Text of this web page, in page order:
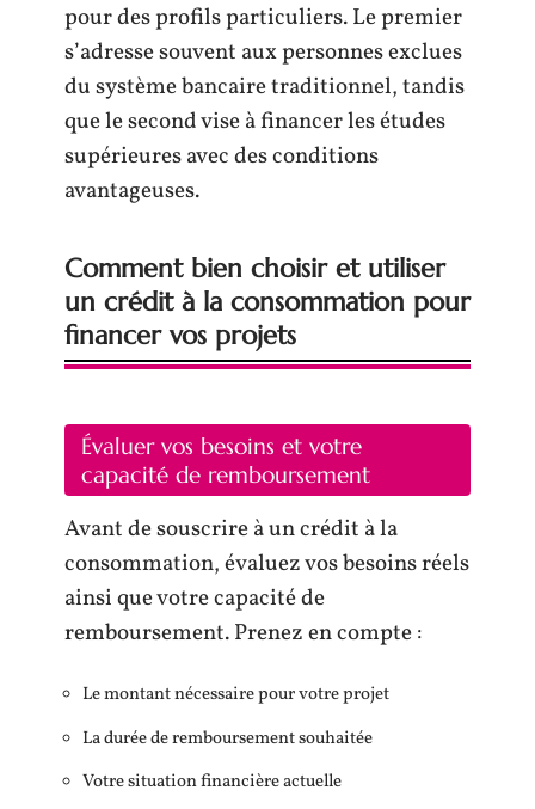
pour des profils particuliers. Le premier
s’adresse souvent aux personnes exclues
du système bancaire traditionnel, tandis
que le second vise à financer les études
supérieures avec des conditions
avantageuses.
Comment bien choisir et utiliser
un crédit à la consommation pour
financer vos projets
Évaluer vos besoins et votre
capacité de remboursement
Avant de souscrire à un crédit à la
consommation, évaluez vos besoins réels
ainsi que votre capacité de
remboursement. Prenez en compte :
Le montant nécessaire pour votre projet
La durée de remboursement souhaitée
Votre situation financière actuelle